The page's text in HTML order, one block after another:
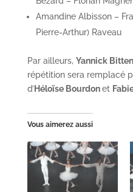
Amandine Albisson –
Pierre-Arthur) Raveau
Par ailleurs, Yannick
répétition sera remplacé
d’ Héloïse Bourdonet
Vous aimerez aussi